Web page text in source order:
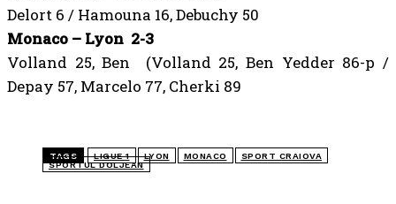
Delort 6 / Hamouna 16, Debuchy 50
Monaco – Lyon 2-3
Volland 25, Ben (Volland 25, Ben Yedder 86-p /
Depay 57, Marcelo 77, Cherki 89
TAGS LIGUE 1 LYON MONACO
SPORT CRAIOVA
SPORTUL DOLJEAN